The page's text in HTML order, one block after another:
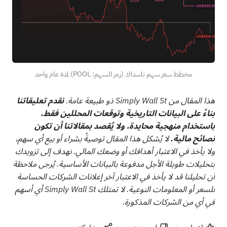
مخطط سعر سهم ناسداك (رمز السهم: POOL) لمدة عام واحد
هذا المقال من Simply Wall St ذو طبيعة عامة.
نقدم تعليقاتنا
بناءً على البيانات التاريخية وتوقعات المحللين فقط،
باستخدام منهجية محايدة، ولا يُقصد بمقالاتنا أن تكون
نصائح مالية.لا يُشكل هذا المقال توصيةً بشراء أو بيع أي سهم،
ولا يأخذ في الاعتبار أهدافك أو وضعك المالي. نهدف إلى تزويدك
بتحليلات طويلة الأجل مدفوعة بالبيانات الأساسية. يُرجى ملاحظة
أن تحليلنا قد لا يأخذ في الاعتبار آخر إعلانات الشركات الحساسة
للسعر أو المعلومات النوعية. لا تمتلك Simply Wall St أي أسهم
في أي من الشركات المذكورة.